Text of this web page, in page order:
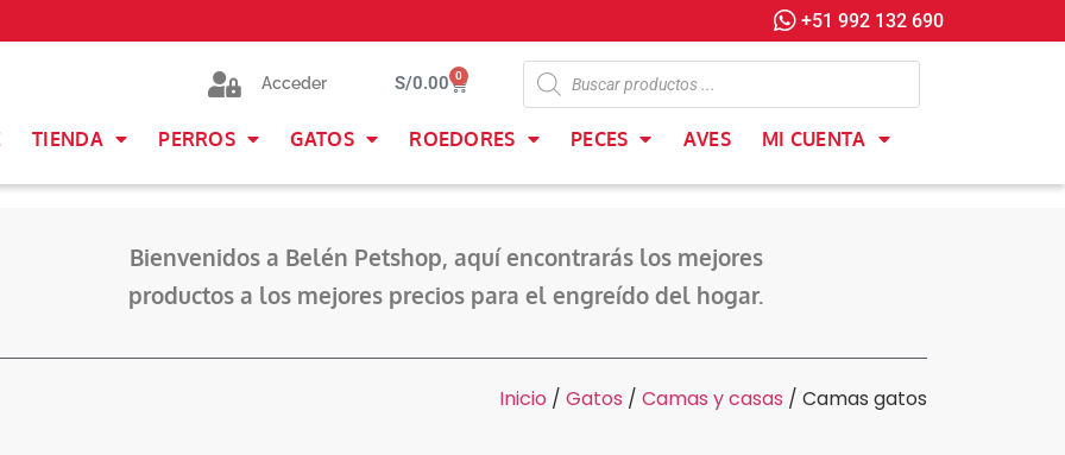
+51 992 132 690
Acceder S/0.00 0
TIENDA PERROS GATOS ROEDORES PECES AVES MI CUENTA
Bienvenidos a Belén Petshop, aquí encontrarás los mejores
productos a los mejores precios para el engreído del hogar.
Inicio /Gatos /Camas y casas / Camas gatos